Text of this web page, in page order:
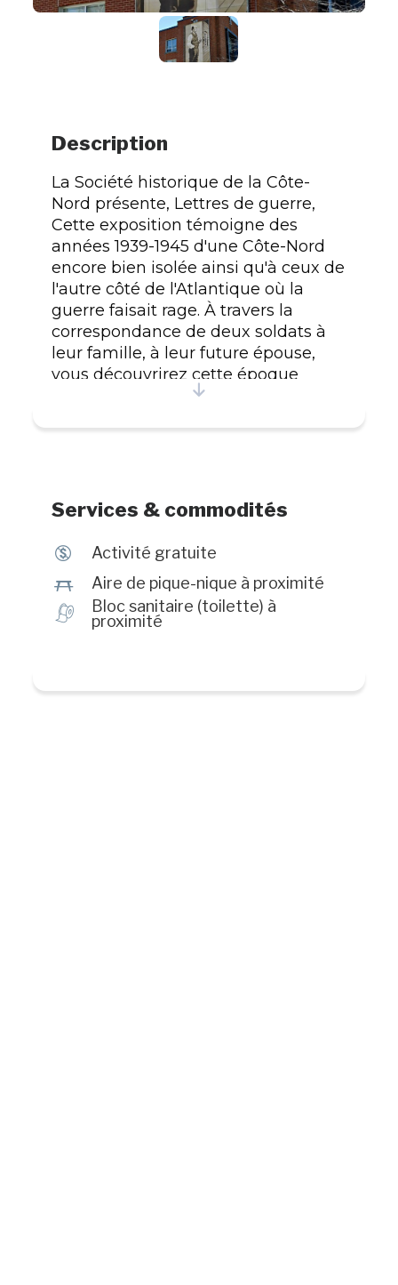
Description
La Société historique de la Côte-
Nord présente, Lettres de guerre,
Cette exposition témoigne des
années 1939-1945 d'une Côte-Nord
encore bien isolée ainsi qu'à ceux de
l'autre côté de l'Atlantique où la
guerre faisait rage. À travers la
correspondance de deux soldats à
leur famille, à leur future épouse,
vous découvrirez cette époque
chargée d'émotions par ceux-là
votre curiosité sur la dure période de
Services & commodités
$ Activité gratuite
h Aire de pique-nique à proximité
h
Bloc sanitaire (toilette) à
proximité